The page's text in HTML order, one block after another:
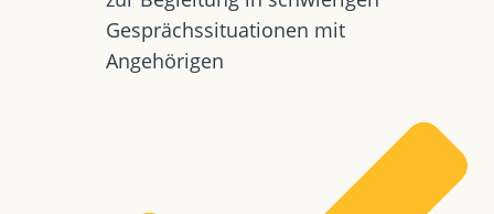
Gesprächssituationen mit
Angehörigen